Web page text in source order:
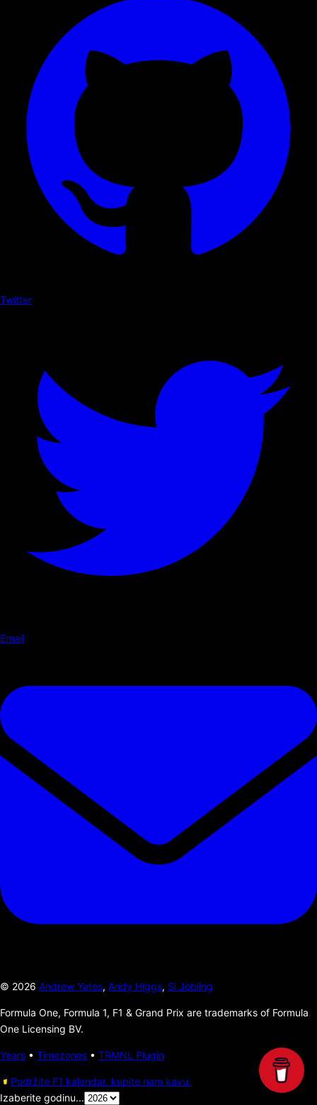
Twitter
Email
© 2026 Andrew Yates, Andy Higgs, Si Jobling
Formula One, Formula 1, F1 & Grand Prix are trademarks of Formula
One Licensing BV.
Years • Timezones • TRMNL Plugin
Podržite F1 kalendar, kupite nam kavu.
Izaberite godinu...